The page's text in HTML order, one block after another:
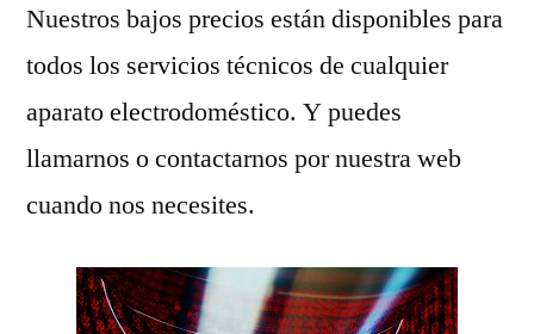
Nuestros bajos precios están disponibles para
todos los servicios técnicos de cualquier
aparato electrodoméstico. Y puedes
llamarnos o contactarnos por nuestra web
cuando nos necesites.